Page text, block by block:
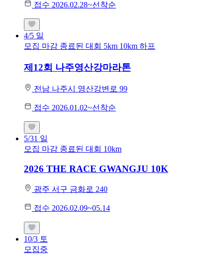
접수 2026.02.28~선착순
4/5 일
모집 마감 종료된 대회 5km 10km 하프
제12회 나주영산강마라톤
전남 나주시 영산강변로 99
접수 2026.01.02~선착순
5/31 일
모집 마감 종료된 대회 10km
2026 THE RACE GWANGJU 10K
광주 서구 금화로 240
접수 2026.02.09~05.14
10/3 토
모집중